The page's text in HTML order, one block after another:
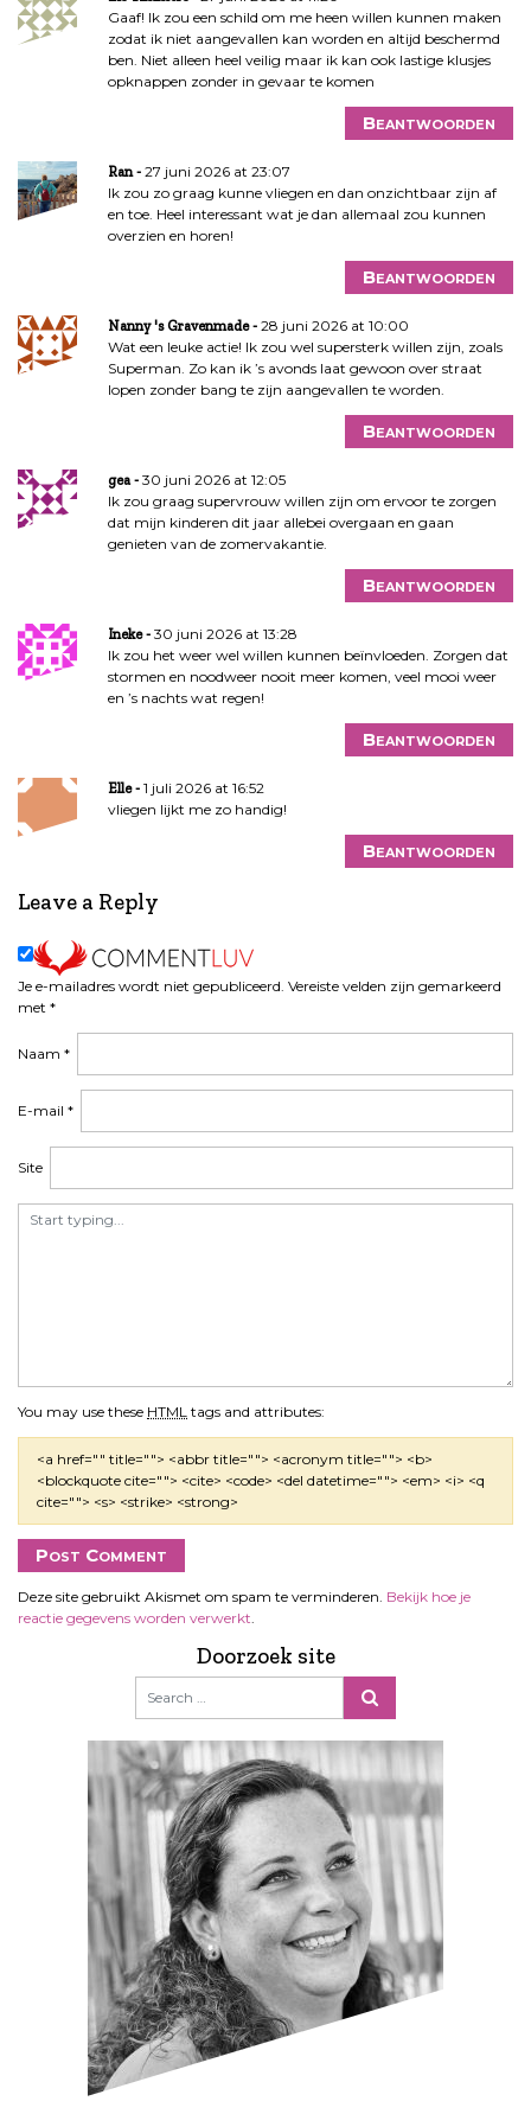
Gaaf! Ik zou een schild om me heen willen kunnen maken
zodat ik niet aangevallen kan worden en altijd beschermd
ben. Niet alleen heel veilig maar ik kan ook lastige klusjes
opknappen zonder in gevaar te komen
Beantwoorden
Ran
27 juni 2026 at 23:07
Ik zou zo graag kunne vliegen en dan onzichtbaar zijn af
en toe. Heel interessant wat je dan allemaal zou kunnen
overzien en horen!
Beantwoorden
Nanny 's Gravenmade
28 juni 2026 at 10:00
Wat een leuke actie! Ik zou wel supersterk willen zijn, zoals
Superman. Zo kan ik ’s avonds laat gewoon over straat
lopen zonder bang te zijn aangevallen te worden.
Beantwoorden
gea
30 juni 2026 at 12:05
Ik zou graag supervrouw willen zijn om ervoor te zorgen
dat mijn kinderen dit jaar allebei overgaan en gaan
genieten van de zomervakantie.
Beantwoorden
Ineke
30 juni 2026 at 13:28
Ik zou het weer wel willen kunnen beïnvloeden. Zorgen dat
stormen en noodweer nooit meer komen, veel mooi weer
en ’s nachts wat regen!
Beantwoorden
Elle
1 juli 2026 at 16:52
vliegen lijkt me zo handig!
Beantwoorden
Leave a Reply
Je e-mailadres wordt niet gepubliceerd. Vereiste velden zijn gemarkeerd
met *
You may use these HTML tags and attributes:
<a href="" title=""> <abbr title=""> <acronym title=""> <b>
<blockquote cite=""> <cite> <code> <del datetime=""> <em> <i> <q
cite=""> <s> <strike> <strong>
Naam *
E-mail *
Site
Deze site gebruikt Akismet om spam te verminderen. Bekijk hoe je
reactie gegevens worden verwerkt
Doorzoek site